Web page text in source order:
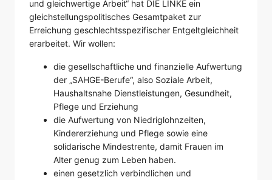
und gleichwertige Arbeit“ hat DIE LINKE ein
gleichstellungspolitisches Gesamtpaket zur
Erreichung geschlechtsspezifischer Entgeltgleichheit
erarbeitet. Wir wollen:
die gesellschaftliche und finanzielle Aufwertung
der „SAHGE-Berufe“, also Soziale Arbeit,
Haushaltsnahe Dienstleistungen, Gesundheit,
Pflege und Erziehung
die Aufwertung von Niedriglohnzeiten,
Kindererziehung und Pflege sowie eine
solidarische Mindestrente, damit Frauen im
Alter genug zum Leben haben.
einen gesetzlich verbindlichen und